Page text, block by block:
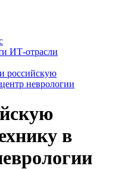
ИТ-отрасли
российскую
неврологии
в